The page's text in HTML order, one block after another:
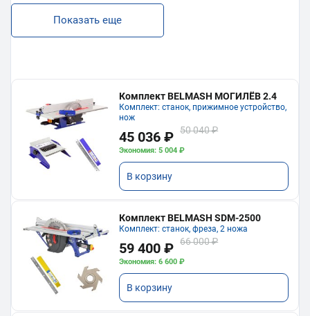
Показать еще
Комплект BELMASH МОГИЛЁВ 2.4
Комплект: станок, прижимное устройство,
нож
45 036 ₽ 50 040 ₽
Экономия: 5 004 ₽
В корзину
Комплект BELMASH SDM-2500
Комплект: станок, фреза, 2 ножа
59 400 ₽ 66 000 ₽
Экономия: 6 600 ₽
В корзину